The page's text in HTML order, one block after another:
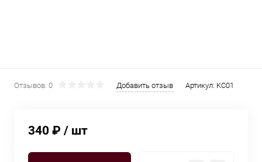
Отзывов: 0 Добавить отзыв Артикул: KC01
340 ₽ / шт